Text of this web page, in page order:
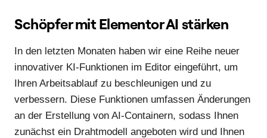
Schöpfer mit Elementor AI stärken
In den letzten Monaten haben wir eine Reihe neuer
innovativer KI-Funktionen im Editor eingeführt, um
Ihren Arbeitsablauf zu beschleunigen und zu
verbessern. Diese Funktionen umfassen Änderungen
an der Erstellung von AI-Containern, sodass Ihnen
zunächst ein Drahtmodell angeboten wird und Ihnen